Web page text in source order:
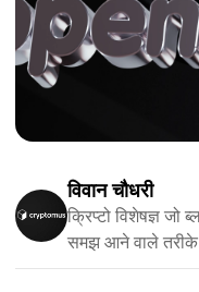
विवान चौधरी
क्रिप्टो विशेषज्ञ
समझ आने वाले तरीके